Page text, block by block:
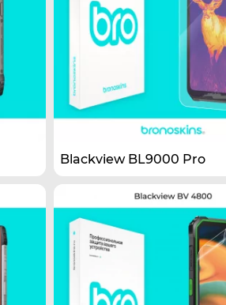
Blackview BL9000 Pro